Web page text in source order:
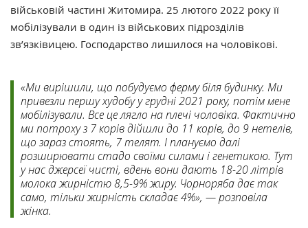
військовій частині Житомира. 25 лютого 2022 року її
мобілізували в один із військових підрозділів
зв’язківицею. Господарство лишилося на чоловікові.
«Ми вирішили, що побудуємо ферму біля будинку. Ми
привезли першу худобу у грудні 2021 року, потім мене
мобілізували. Все це лягло на плечі чоловіка. Фактично
ми потроху з 7 корів дійшли до 11 корів, до 9 нетелів,
що зараз стоять, 7 телят. І плануємо далі
розширювати стадо своїми силами і генетикою. Тут
у нас джерсеї чисті, вдень вони дають 18-20 літрів
молока жирністю 8,5-9% жиру. Чорноряба дає так
само, тільки жирність складає 4%», — розповіла
жінка.